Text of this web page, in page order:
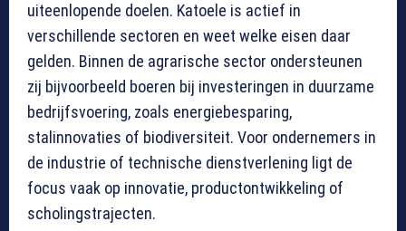
uiteenlopende doelen. Katoele is actief in
verschillende sectoren en weet welke eisen daar
gelden. Binnen de agrarische sector ondersteunen
zij bijvoorbeeld boeren bij investeringen in duurzame
bedrijfsvoering, zoals energiebesparing,
stalinnovaties of biodiversiteit. Voor ondernemers in
de industrie of technische dienstverlening ligt de
focus vaak op innovatie, productontwikkeling of
scholingstrajecten.